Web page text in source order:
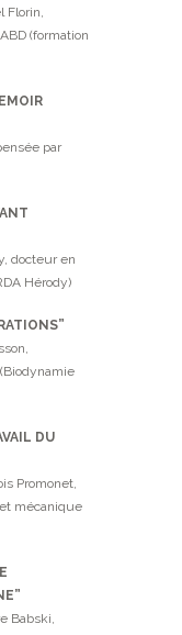
Florin,
(formation
par
docteur en
Hérody)
DU
Promonet,
mécanique
Babski,